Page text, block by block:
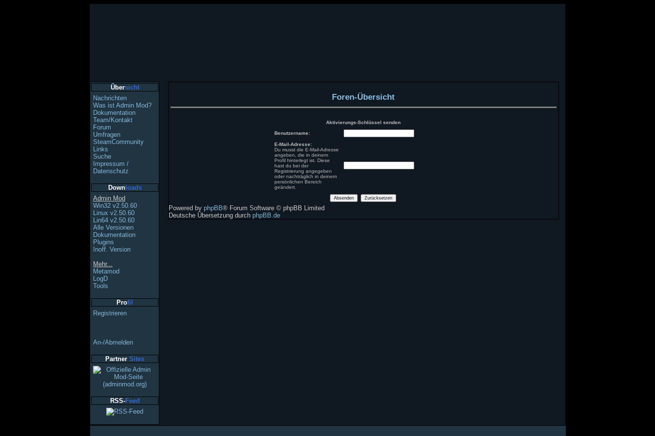
Übersicht
Nachrichten
Was ist Admin Mod?
Dokumentation
Team/Kontakt
Forum
Umfragen
SteamCommunity
Links
Suche
Impressum /
Datenschutz
Downloads
Admin Mod
Win32 v2.50.60
Linux v2.50.60
Lin64 v2.50.60
Alle Versionen
Dokumentation
Plugins
Inoff. Version
Mehr...
Metamod
LogD
Tools
Profil
Registrieren
An-/Abmelden
Partner Sites
RSS-Feed
Foren-Übersicht
Aktivierungs-Schlüssel senden
Benutzername:
E-Mail-Adresse:
Du musst die E-Mail-Adresse
angeben, die in deinem
Profil hinterlegt ist. Diese
hast du bei der
Registrierung angegeben
oder nachträglich in deinem
persönlichen Bereich
geändert.
Powered by phpBB® Forum Software © phpBB Limited
Deutsche Übersetzung durch phpBB.de